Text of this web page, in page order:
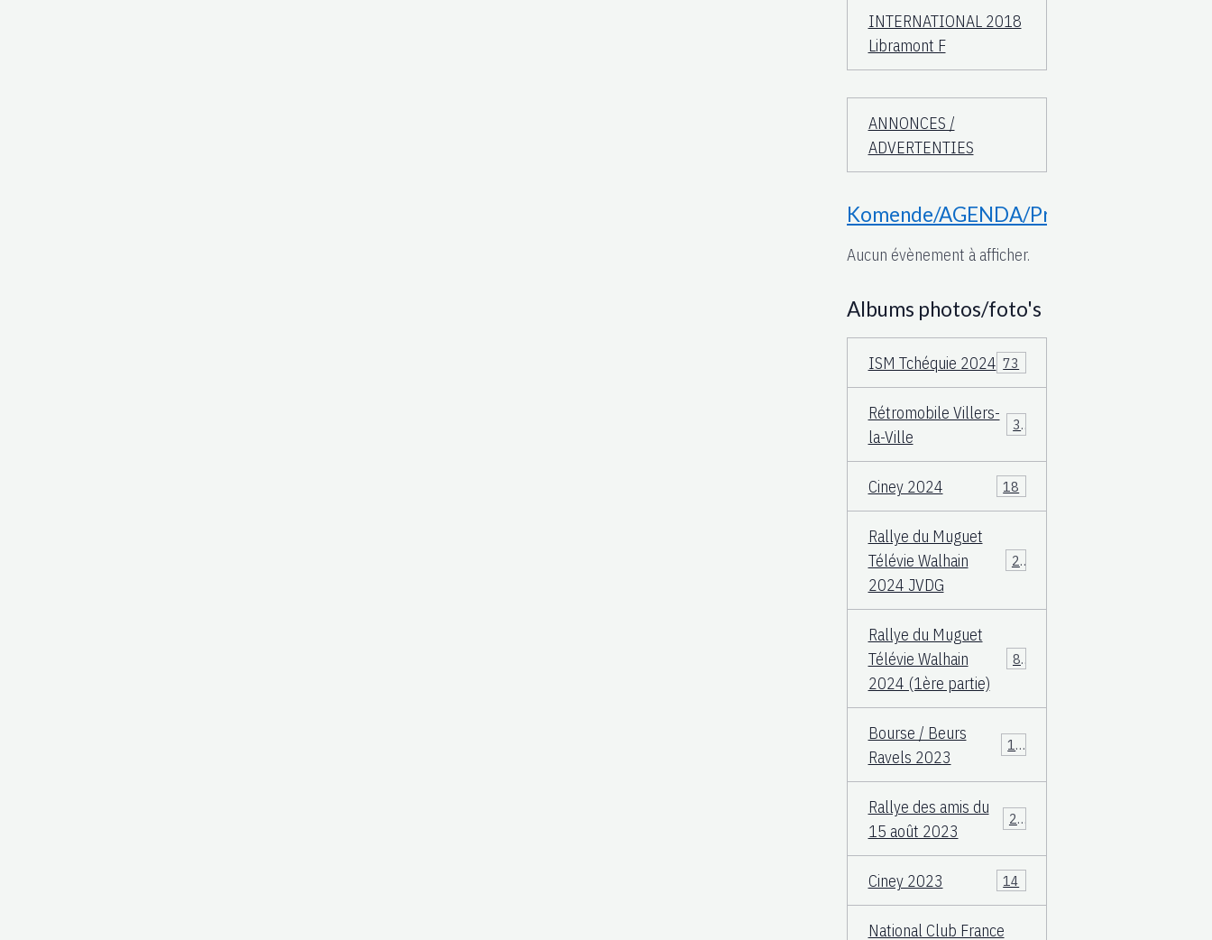
INTERNATIONAL 2018
Libramont F
ANNONCES /
ADVERTENTIES
Komende/AGENDA/Proche
Aucun évènement à afficher.
Albums photos/foto's
ISM Tchéquie 2024 73
Rétromobile Villers-
la-Ville
3
Ciney 2024 18
Rallye du Muguet
Télévie Walhain
2024 JVDG
23
Rallye du Muguet
Télévie Walhain
2024 (1ère partie)
88
Bourse / Beurs
Ravels 2023
12
Rallye des amis du
15 août 2023
25
Ciney 2023 14
National Club France